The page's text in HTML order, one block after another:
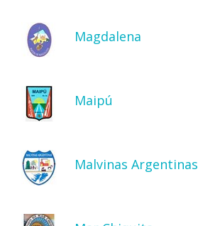
Magdalena
Maipú
Malvinas Argentinas